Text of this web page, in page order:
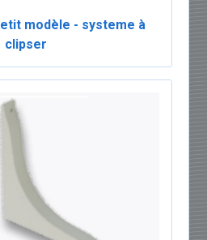
modèle - systeme à
clipser